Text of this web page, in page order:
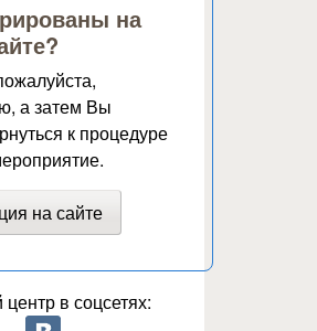
на
а затем Вы
к процедуре
на сайте
в соцсетях: